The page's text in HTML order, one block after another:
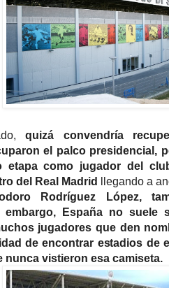
quizá convendría
el palco presidencial,
etapa como jugador del
del Real Madrid llegando a
Rodríguez López,
embargo, España no
jugadores que den
de encontrar estadios de
nunca vistieron esa camiseta.